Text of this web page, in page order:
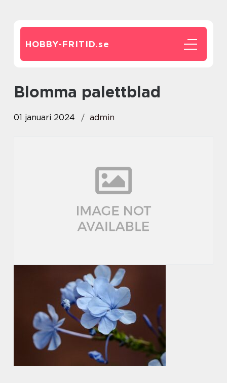
HOBBY-FRITID.se
blomma palettblad
01 januari 2024 admin